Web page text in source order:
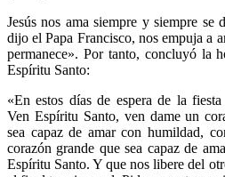
Jesús nos ama siempre y siempre se
dijo el Papa Francisco, nos empuja a
permanece». Por tanto, concluyó la
Espíritu Santo:
«En estos días de espera de la
Ven Espíritu Santo, ven dame un
sea capaz de amar con humildad,
corazón grande que sea capaz de
Espíritu Santo. Y que nos libere del